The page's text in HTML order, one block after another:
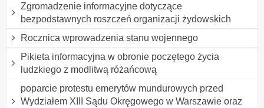
Zgromadzenie informacyjne dotyczące
bezpodstawnych roszczeń organizacji żydowskich
Rocznica wprowadzenia stanu wojennego
Pikieta informacyjna w obronie poczętego życia
ludzkiego z modlitwą różańcową
poparcie protestu emerytów mundurowych przed
Wydziałem XIII Sądu Okręgowego w Warszawie oraz